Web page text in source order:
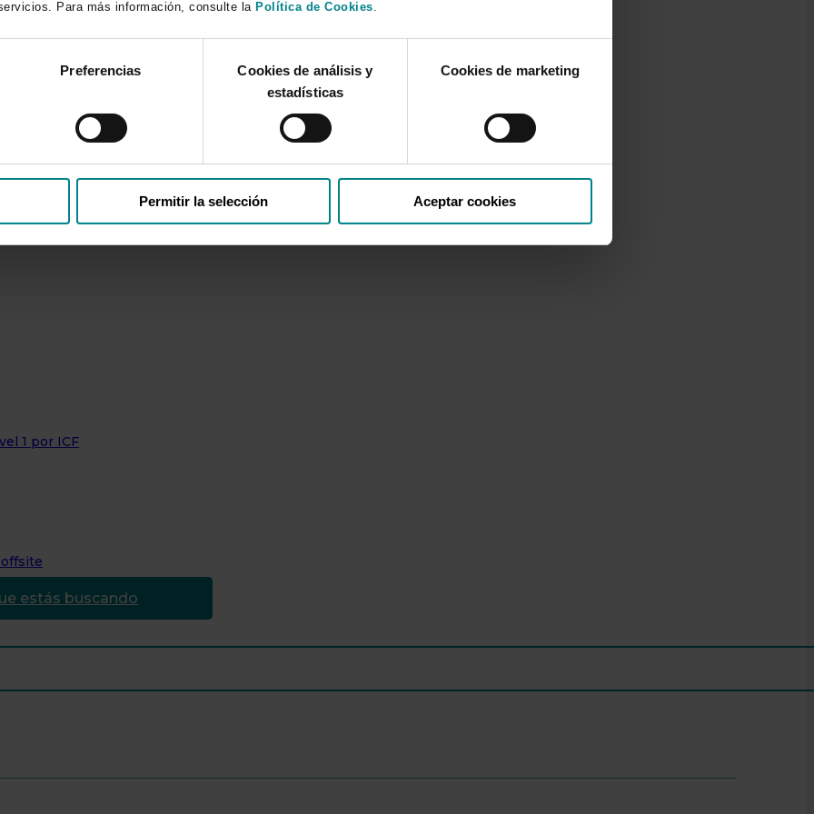
Para más información, consulte la Política de Cookies
Preferencias
Cookies de análisis y
estadísticas
Cookies de marketing
Permitir la selección Aceptar cookies
formas de trabajo de los equipos y su escalado organizacional
1 por ICF
estás buscando